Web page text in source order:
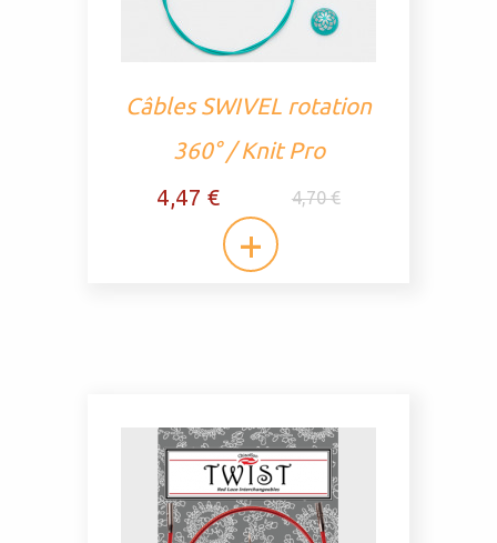
Câbles SWIVEL rotation
360° / Knit Pro
4,47 €
4,70 €